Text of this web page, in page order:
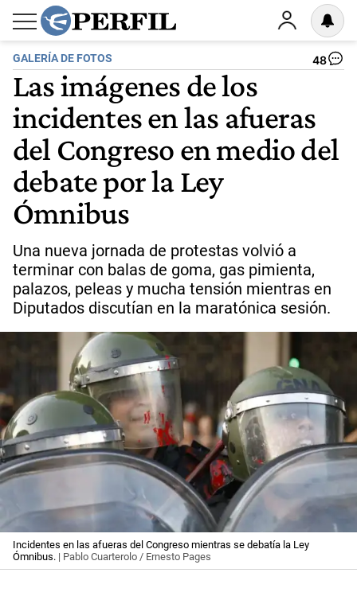
GALERÍA DE FOTOS 48
Las imágenes de los
incidentes en las afueras
del Congreso en medio del
debate por la Ley
Ómnibus
Una nueva jornada de protestas volvió a
terminar con balas de goma, gas pimienta,
palazos, peleas y mucha tensión mientras en
Diputados discutían en la maratónica sesión.
Incidentes en las afueras del Congreso mientras se debatía la Ley
Ómnibus. | Pablo Cuarterolo / Ernesto Pages